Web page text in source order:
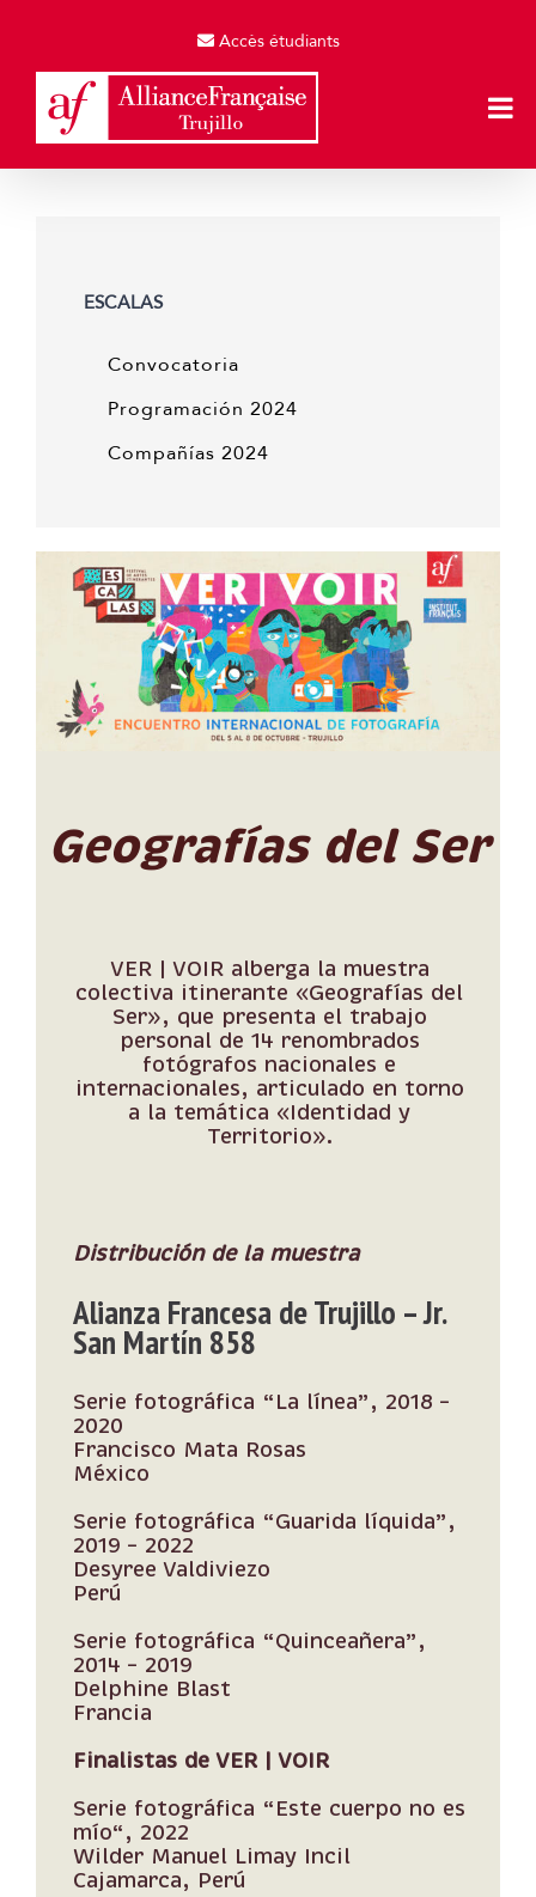
Accès étudiants
ESCALAS
Convocatoria
Programación 2024
Compañías 2024
Geografías del Ser
VER | VOIR alberga la muestra
colectiva itinerante «Geografías del
Ser», que presenta el trabajo
personal de 14 renombrados
fotógrafos nacionales e
internacionales, articulado en torno
a la temática «Identidad y
Territorio».
Distribución de la muestra
Alianza Francesa de Trujillo – Jr.
San Martín 858
Serie fotográfica “La línea”, 2018 –
2020
Francisco Mata Rosas
México
Serie fotográfica “Guarida líquida”,
2019 – 2022
Desyree Valdiviezo
Perú
Serie fotográfica “Quinceañera”,
2014 – 2019
Delphine Blast
Francia
Finalistas de VER | VOIR
Serie fotográfica “Este cuerpo no es
mío“, 2022
Wilder Manuel Limay Incil
Cajamarca, Perú